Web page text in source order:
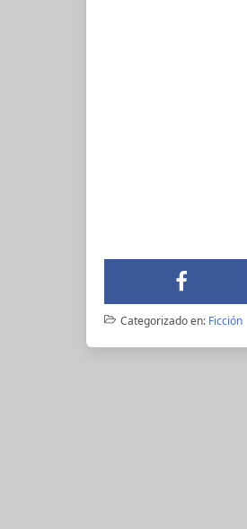
Categorizado en: Ficción